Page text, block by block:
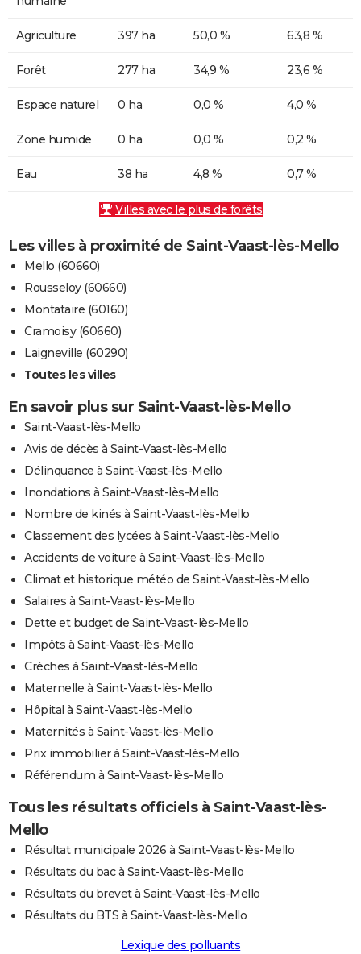
Agriculture 397 ha 50,0 % 63,8 %
Forêt 277 ha 34,9 % 23,6 %
Espace naturel 0 ha 0,0 % 4,0 %
Zone humide 0 ha 0,0 % 0,2 %
Eau 38 ha 4,8 % 0,7 %
Villes avec le plus de forêts
Les villes à proximité de Saint-Vaast-lès-Mello
Mello (60660)
Rousseloy (60660)
Montataire (60160)
Cramoisy (60660)
Laigneville (60290)
Toutes les villes
En savoir plus sur Saint-Vaast-lès-Mello
Saint-Vaast-lès-Mello
Avis de décès à Saint-Vaast-lès-Mello
Délinquance à Saint-Vaast-lès-Mello
Inondations à Saint-Vaast-lès-Mello
Nombre de kinés à Saint-Vaast-lès-Mello
Classement des lycées à Saint-Vaast-lès-Mello
Accidents de voiture à Saint-Vaast-lès-Mello
Climat et historique météo de Saint-Vaast-lès-Mello
Salaires à Saint-Vaast-lès-Mello
Dette et budget de Saint-Vaast-lès-Mello
Impôts à Saint-Vaast-lès-Mello
Crèches à Saint-Vaast-lès-Mello
Maternelle à Saint-Vaast-lès-Mello
Hôpital à Saint-Vaast-lès-Mello
Maternités à Saint-Vaast-lès-Mello
Prix immobilier à Saint-Vaast-lès-Mello
Référendum à Saint-Vaast-lès-Mello
Tous les résultats officiels à Saint-Vaast-lès-
Mello
Résultat municipale 2026 à Saint-Vaast-lès-Mello
Résultats du bac à Saint-Vaast-lès-Mello
Résultats du brevet à Saint-Vaast-lès-Mello
Résultats du BTS à Saint-Vaast-lès-Mello
Lexique des polluants